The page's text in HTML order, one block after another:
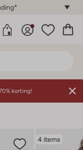
korting!
4 items